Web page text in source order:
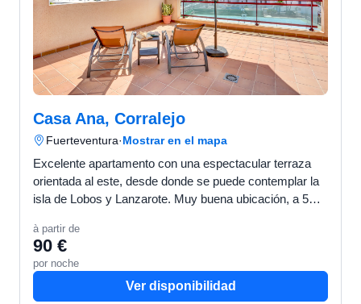
Casa Ana, Corralejo
Fuerteventura·Mostrar en el mapa
Excelente apartamento con una espectacular terraza
orientada al este, desde donde se puede contemplar la
isla de Lobos y Lanzarote. Muy buena ubicación, a 5
à partir de
90 €
por noche
Ver disponibilidad